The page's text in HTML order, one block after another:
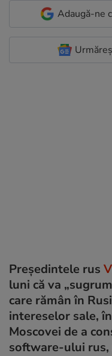
Adaugă-ne
Președintele rus
luni că va
care rămân în
intereselor sale,
Moscovei de a
software-ului rus,